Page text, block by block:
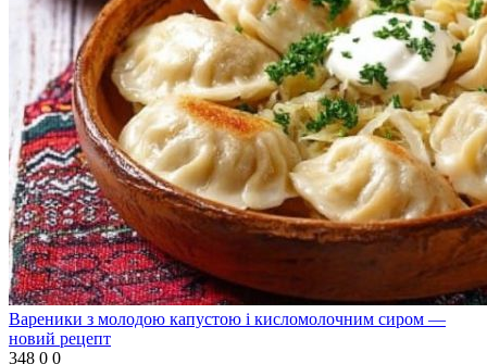
Вареники з молодою капустою і кисломолочним сиром —
новий рецепт
348 0 0